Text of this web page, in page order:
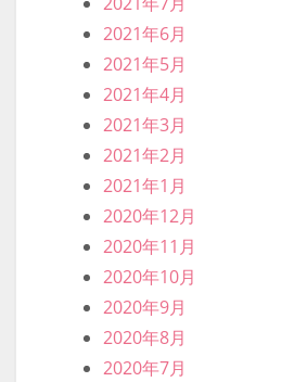
2021年6月
2021年5月
2021年4月
2021年3月
2021年2月
2021年1月
2020年12月
2020年11月
2020年10月
2020年9月
2020年8月
2020年7月